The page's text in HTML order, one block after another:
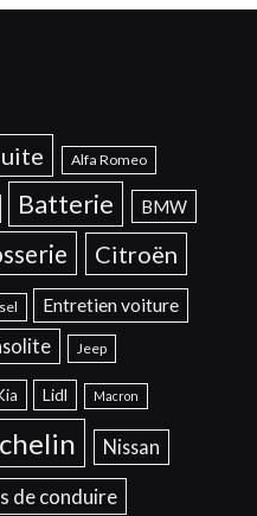
Alfa Romeo
Batterie BMW
Citroën
Entretien voiture
Jeep
Lidl Macron
Nissan
de conduire